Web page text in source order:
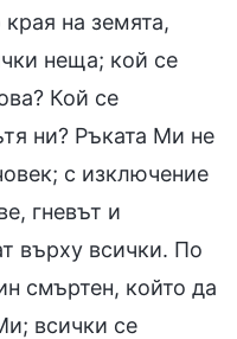
на земята,
неща; кой се
Кой се
ни? Ръката Ми не
с изключение
гневът и
върху всички. По
смъртен, който да
всички се